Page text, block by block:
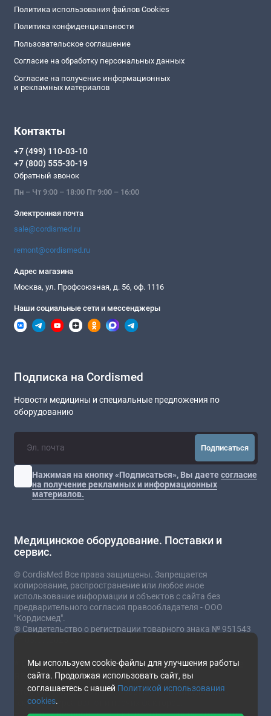
Мы используем cookie-файлы для улучшения работы
сайта. Продолжая использовать сайт, вы
соглашаетесь с нашей Политикой использования
cookies.
Политика использования файлов Cookies
Политика конфиденциальности
Пользовательское соглашение
Согласие на обработку персональных данных
Согласие на получение информационных
и рекламных материалов
Контакты
+7 (499) 110-03-10
+7 (800) 555-30-19
Обратный звонок
Пн – Чт 9:00 – 18:00 Пт 9:00 – 16:00
Электронная почта
sale@cordismed.ru
remont@cordismed.ru
Адрес магазина
Москва, ул. Профсоюзная, д. 56, оф. 1116
Наши социальные сети и мессенджеры
Подписка на Cordismed
Новости медицины и специальные предложения по
оборудованию
Подписаться
Нажимая на кнопку «Подписаться», Вы даетесогласие
на получение рекламных и информационных
материалов.
Медицинское оборудование. Поставки и
сервис.
© CordisMed Все права защищены. Запрещается
копирование, распространение или любое иное
использование информации и объектов с сайта без
предварительного согласия правообладателя - ООО
"Кордисмед".
® Свидетельство о регистрации товарного знака № 951543
от 03.07.2023
* Сайт носит информационный характер и не
является публичной офертой.
Стоимость товаров и услуг зависит от комплектации,
текущего курса валют и прочих факторов.
Наличие и подробные характеристики товара уточняйте у